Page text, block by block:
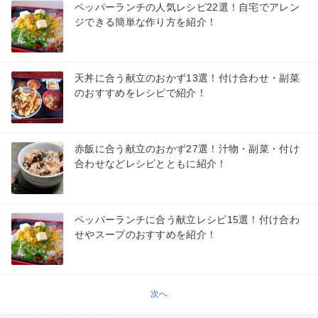
ペッパーランチの人気レシピ22選！自宅でアレン
ジできる簡単な作り方を紹介！
天丼に合う献立のおかず13選！付け合わせ・副菜
のおすすめをレシピで紹介！
赤飯に合う献立のおかず27選！汁物・副菜・付け
合わせなどレシピとともに紹介！
ペッパーランチに合う献立レシピ15選！付け合わ
せやスープのおすすめを紹介！
次へ